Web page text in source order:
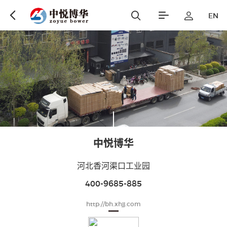
翻转电脑桌
Flip the computer
desk
监控操作台
Monitoring console
网络机柜
Network Cabinet
多媒体讲台
Multimedia podium
EN
中悦博华
河北香河渠口工业园
400-9685-885
http://bh.xhjj.com